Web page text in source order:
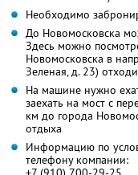
Необходимо
До Новомосковска
Здесь можно
Новомосковска в
Зеленая, д. 23)
На машине нужно
заехать на мост с
км до города
отдыха
Информацию по
телефону компании: